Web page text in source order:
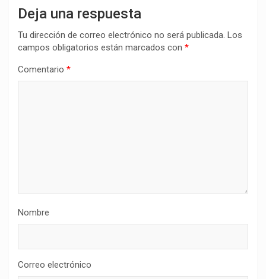
Deja una respuesta
Tu dirección de correo electrónico no será publicada. Los
campos obligatorios están marcados con *
Comentario *
Nombre
Correo electrónico